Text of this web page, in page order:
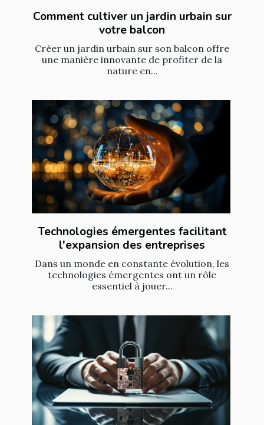
Comment cultiver un jardin urbain sur
votre balcon
Créer un jardin urbain sur son balcon offre
une manière innovante de profiter de la
nature en...
Technologies émergentes facilitant
l'expansion des entreprises
Dans un monde en constante évolution, les
technologies émergentes ont un rôle
essentiel à jouer...